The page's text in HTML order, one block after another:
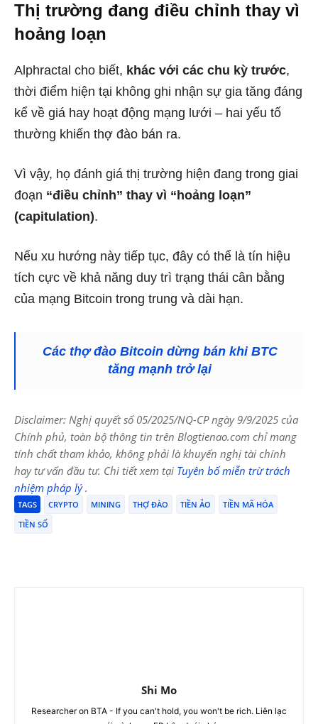
Thị trường đang điều chỉnh thay vì
hoảng loạn
Alphractal cho biết, khác với các chu kỳ trước,
thời điểm hiện tại không ghi nhận sự gia tăng đáng
kể về giá hay hoạt động mạng lưới – hai yếu tố
thường khiến thợ đào bán ra.
Vì vậy, họ đánh giá thị trường hiện đang trong giai
đoạn “điều chỉnh” thay vì “hoảng loạn”
(capitulation).
Nếu xu hướng này tiếp tục, đây có thể là tín hiệu
tích cực về khả năng duy trì trạng thái cân bằng
của mạng Bitcoin trong trung và dài hạn.
Các thợ đào Bitcoin dừng bán khi BTC
tăng mạnh trở lại
Disclaimer: Nghị quyết số 05/2025/NQ-CP ngày 9/9/2025 của
Chính phủ, toàn bộ thông tin trên Blogtienao.com chỉ mang
tính chất tham khảo, không phải là khuyến nghị tài chính
hay tư vấn đầu tư. Chi tiết xem tại Tuyên bố miễn trừ trách
nhiệm pháp lý.
TAGS CRYPTO MINING THỢ ĐÀO TIỀN ẢO
TIỀN MÃ HÓA
TIỀN SỐ
Shi Mo
Researcher on BTA - If you can't hold, you won't be rich. Liên lạc